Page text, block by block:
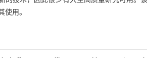
使用。